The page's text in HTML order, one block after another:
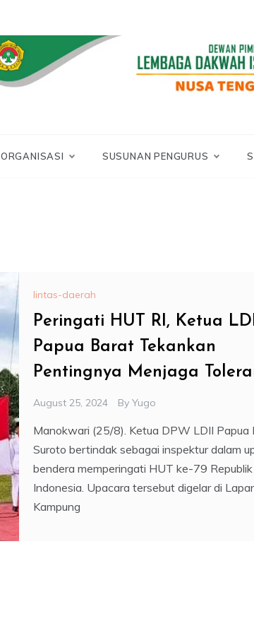
BARAT
ORGANISASI SUSUNAN PENGURUS
lintas-daerah
Peringati HUT RI, Ketua LDII
Papua Barat Tekankan
Pentingnya Menjaga
August 25, 2024 By Yugo
Manokwari (25/8). Ketua DPW LDII Papua
Suroto bertindak sebagai inspektur dalam
bendera memperingati HUT ke-79 Republik
Indonesia. Upacara tersebut digelar di
Kampung